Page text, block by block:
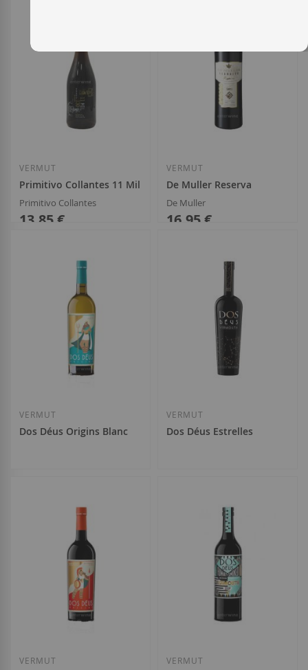
Añadir a la Lista de Deseos Añadir a la
VERMUT
Primitivo Collantes 11 Mil 130
Primitivo Collantes
13,85 €
Añadir a la Lista de Deseos
VERMUT
De Muller Reserva
De Muller
16,95 €
Añadir a la Lista
VERMUT
Dos Déus Origins Blanc
Añadir a la Lista de Deseos
VERMUT
Dos Déus Estrelles
Añadir a la Lista
VERMUT VERMUT